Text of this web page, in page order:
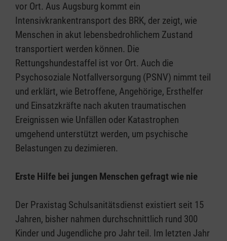
vor Ort. Aus Augsburg kommt ein
Intensivkrankentransport des BRK, der zeigt, wie
Menschen in akut lebensbedrohlichem Zustand
transportiert werden können. Die
Rettungshundestaffel ist vor Ort. Auch die
Psychosoziale Notfallversorgung (PSNV) nimmt teil
und erklärt, wie Betroffene, Angehörige, Ersthelfer
und Einsatzkräfte nach akuten traumatischen
Ereignissen wie Unfällen oder Katastrophen
umgehend unterstützt werden, um psychische
Belastungen zu dezimieren.
Erste Hilfe bei jungen Menschen gefragt wie nie
Der Praxistag Schulsanitätsdienst existiert seit 15
Jahren, bisher nahmen durchschnittlich rund 300
Kinder und Jugendliche pro Jahr teil. Im letzten Jahr